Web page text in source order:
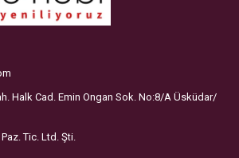
Halk Cad. Emin Ongan Sok. No:8/A Üsküdar/
Tic. Ltd. Şti.